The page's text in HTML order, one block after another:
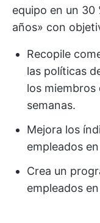
equipo en un 30
años» con
Recopile
las políticas
los miembros
semanas.
Mejora los
empleados
Crea un
empleados